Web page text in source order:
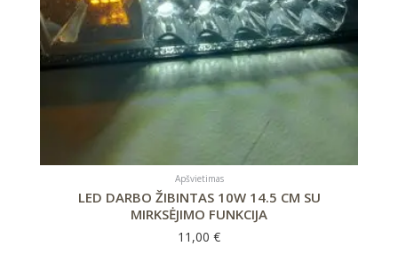
Apšvietimas
LED DARBO ŽIBINTAS 10W 14.5 CM SU
MIRKSĖJIMO FUNKCIJA
11,00 €